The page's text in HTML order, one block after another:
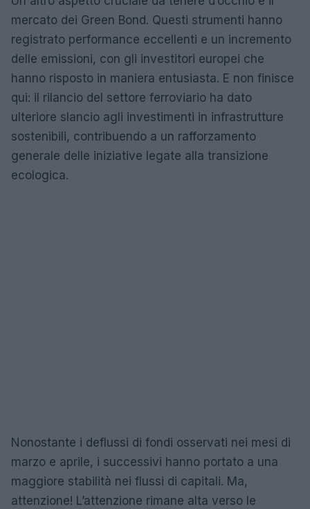
mercato dei Green Bond. Questi strumenti hanno
registrato performance eccellenti e un incremento
delle emissioni, con gli investitori europei che
hanno risposto in maniera entusiasta. E non finisce
qui: il rilancio del settore ferroviario ha dato
ulteriore slancio agli investimenti in infrastrutture
sostenibili, contribuendo a un rafforzamento
generale delle iniziative legate alla transizione
ecologica.
Nonostante i deflussi di fondi osservati nei mesi di
marzo e aprile, i successivi hanno portato a una
maggiore stabilità nei flussi di capitali. Ma,
attenzione! L’attenzione rimane alta verso le